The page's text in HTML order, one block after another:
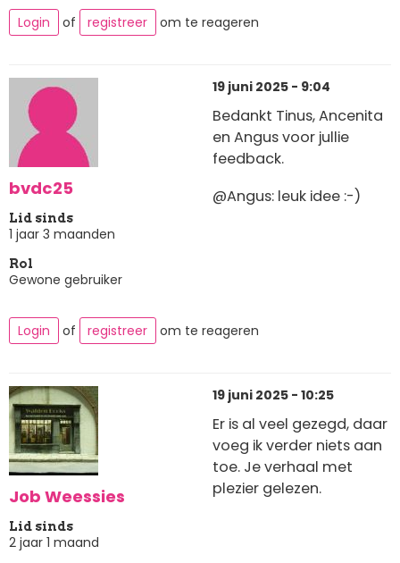
Login of registreer om te reageren
bvdc25
Lid sinds
1 jaar 3 maanden
Rol
Gewone gebruiker
19 juni 2025 - 9:04
Bedankt Tinus, Ancenita
en Angus voor jullie
feedback.
@Angus: leuk idee :-)
Login of registreer om te reageren
Job Weessies
Lid sinds
2 jaar 1 maand
19 juni 2025 - 10:25
Er is al veel gezegd, daar
voeg ik verder niets aan
toe. Je verhaal met
plezier gelezen.